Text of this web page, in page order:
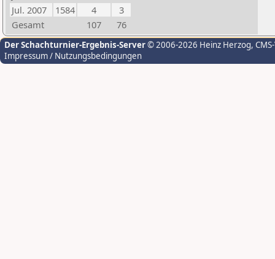
Jul. 2007
1584 4
3
Gesamt
107 76
Der Schachturnier-Ergebnis-Server© 2006-2026 Heinz Herzog,
Impressum / Nutzungsbedingungen